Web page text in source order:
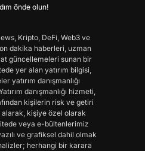
önde olun!
Kripto, DeFi, Web3 ve
dakika haberleri, uzman
güncellemeleri sunan bir
yer alan yatırım bilgisi,
yatırım danışmanlığı
danışmanlığı hizmeti,
kişilerin risk ve getiri
kişiye özel olarak
veya e-bültenlerimiz
ve grafiksel dahil olmak
herhangi bir karara